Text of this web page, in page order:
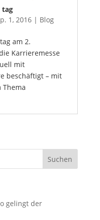
tag
1, 2016| Blog
am 2.
Karrieremesse
mit
beschäftigt – mit
Thema
gelingt der